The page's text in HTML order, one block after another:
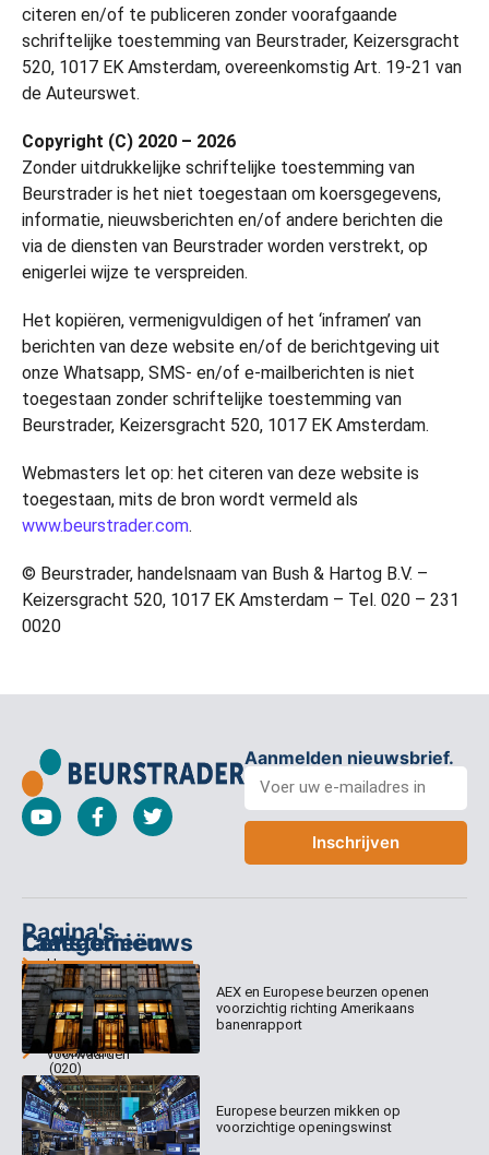
citeren en/of te publiceren zonder voorafgaande
schriftelijke toestemming van Beurstrader, Keizersgracht
520, 1017 EK Amsterdam, overeenkomstig Art. 19-21 van
de Auteurswet.
Copyright (C) 2020 – 2026
Zonder uitdrukkelijke schriftelijke toestemming van
Beurstrader is het niet toegestaan om koersgegevens,
informatie, nieuwsberichten en/of andere berichten die
via de diensten van Beurstrader worden verstrekt, op
enigerlei wijze te verspreiden.
Het kopiëren, vermenigvuldigen of het ‘inframen’ van
berichten van deze website en/of de berichtgeving uit
onze Whatsapp, SMS- en/of e-mailberichten is niet
toegestaan zonder schriftelijke toestemming van
Beurstrader, Keizersgracht 520, 1017 EK Amsterdam.
Webmasters let op: het citeren van deze website is
toegestaan, mits de bron wordt vermeld als
www.beurstrader.com.
© Beurstrader, handelsnaam van Bush & Hartog B.V. –
Keizersgracht 520, 1017 EK Amsterdam – Tel. 020 – 231
0020
Aanmelden nieuwsbrief.
Inschrijven
Pagina's
Home
Abonnementen
Dagcommentaar
Tradealert
Organisatie
Contact
Categorieën
Columns
Dagcommentaar
Algemene
voorwaarden
Disclaimer
Welk
abonnement
Contact
Keizersgracht
520
1017 EK
Amsterdam
(020)
231
0020
info@beurstrader.nl
Laatste nieuws
AEX en Europese beurzen openen
voorzichtig richting Amerikaans
banenrapport
Europese beurzen mikken op
voorzichtige openingswinst